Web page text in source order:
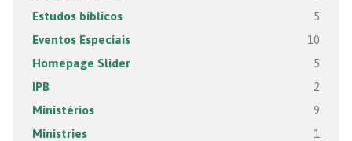
Estudos bíblicos 5
Eventos Especiais 10
Homepage Slider 5
IPB 2
Ministérios 9
Ministries 1